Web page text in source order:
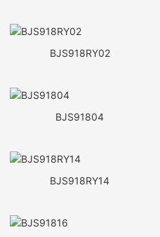
BJS918RY02
BJS91804
BJS918RY14